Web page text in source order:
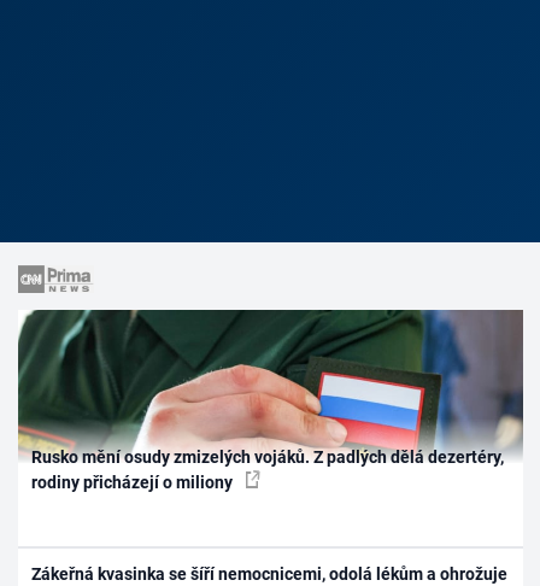
Rusko mění osudy zmizelých vojáků. Z padlých dělá dezertéry,
rodiny přicházejí o miliony
Zákeřná kvasinka se šíří nemocnicemi, odolá lékům a ohrožuje